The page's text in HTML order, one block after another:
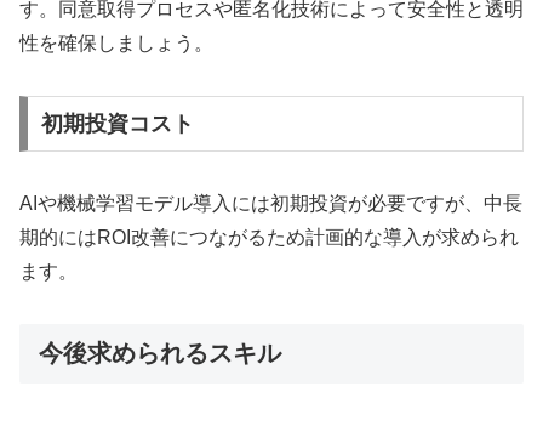
す。同意取得プロセスや匿名化技術によって安全性と透明
性を確保しましょう。
初期投資コスト
AIや機械学習モデル導入には初期投資が必要ですが、中長
期的にはROI改善につながるため計画的な導入が求められ
ます。
今後求められるスキル